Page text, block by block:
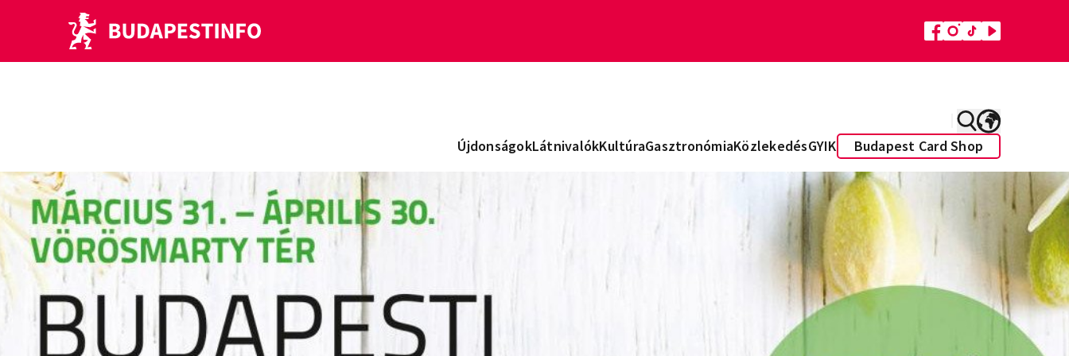
ÚjdonságokLátnivalókKultúraGasztronómiaKözlekedésGYIK Budapest Card Shop